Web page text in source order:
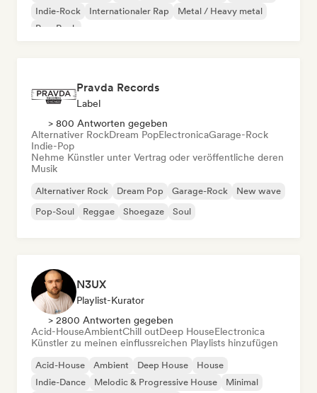
Indie-Rock
Internationaler Rap
Metal / Heavy metal
Pop-Rock
Pravda Records
Label
> 800 Antworten gegeben
Alternativer RockDream PopElectronicaGarage-Rock
Indie-Pop
Nehme Künstler unter Vertrag oder veröffentliche deren
Musik
Alternativer Rock Dream Pop Garage-Rock
New wave
Pop-Soul
Reggae Shoegaze Soul
N3UX
Playlist-Kurator
> 2800 Antworten gegeben
Acid-HouseAmbientChill outDeep HouseElectronica
Künstler zu meinen einflussreichen Playlists hinzufügen
Acid-House Ambient Deep House
House
Indie-Dance
Melodic & Progressive House
Minimal